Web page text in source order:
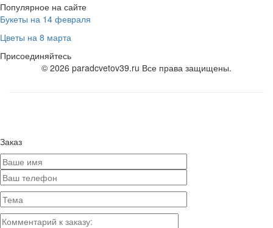
Популярное на сайте
Букеты на 14 февраля
Цветы на 8 марта
Присоединяйтесь
© 2026 paradcvetov39.ru Все права защищены.
Заказ